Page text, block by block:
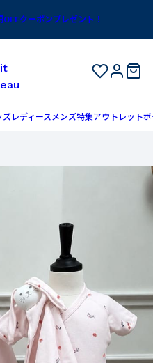
クーポンプレゼント！
ズ レディースメンズ特集アウトレットボ